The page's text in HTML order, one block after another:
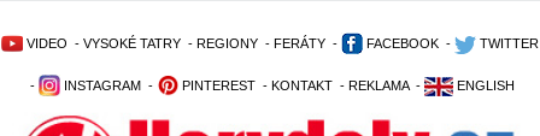
VIDEO - VYSOKÉ TATRY - REGIONY - FERÁTY - FACEBOOK - TWITTER
- INSTAGRAM - PINTEREST - KONTAKT - REKLAMA - ENGLISH